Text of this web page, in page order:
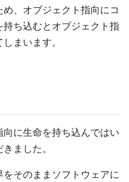
、オブジェクト指向にコ
ち込むとオブジェクト指
まいます。
に生命を持ち込んではい
ました。
をそのままソフトウェアに